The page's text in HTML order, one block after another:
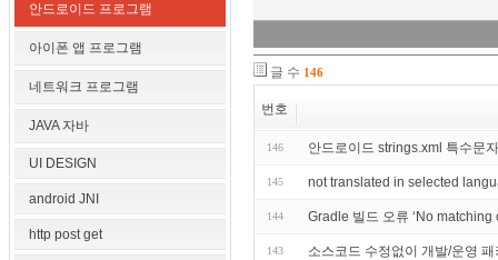
안드로이드 프로그램
아이폰 앱 프로그램
네트워크 프로그램
JAVA 자바
UI DESIGN
android JNI
http post get
글 수 146
번호
146 안드로이드 strings.xml 특수문
145 not translated in selected
144 Gradle 빌드 오류 ‘No
143 소스코드 수정없이 개발/운영